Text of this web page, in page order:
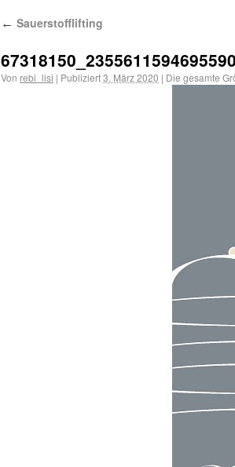
← Sauerstofflifting
Von rebi_lisi | Publiziert3. März 2020 | Die gesamte